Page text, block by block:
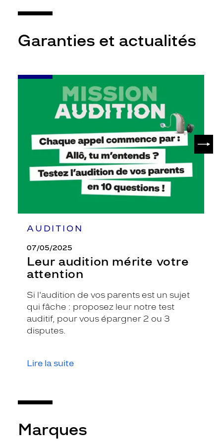
Garanties et actualités
AUDITION
07/05/2025
Leur audition mérite votre
attention
Si l'audition de vos parents est un sujet
qui fâche : proposez leur notre test
auditif, pour vous épargner 2 ou 3
disputes.
Lire la suite
-
Marques